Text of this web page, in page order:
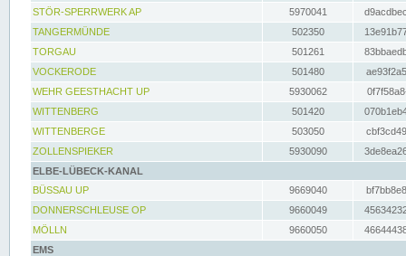
STÖR-SPERRWERK AP 5970041
TANGERMÜNDE
502350
TORGAU
501261
VOCKERODE
501480
WEHR GEESTHACHT UP
5930062
WITTENBERG
501420
WITTENBERGE
503050
ZOLLENSPIEKER
5930090
ELBE-LÜBECK-KANAL
BÜSSAU UP
9669040
DONNERSCHLEUSE OP
9660049
MÖLLN
9660050
EMS